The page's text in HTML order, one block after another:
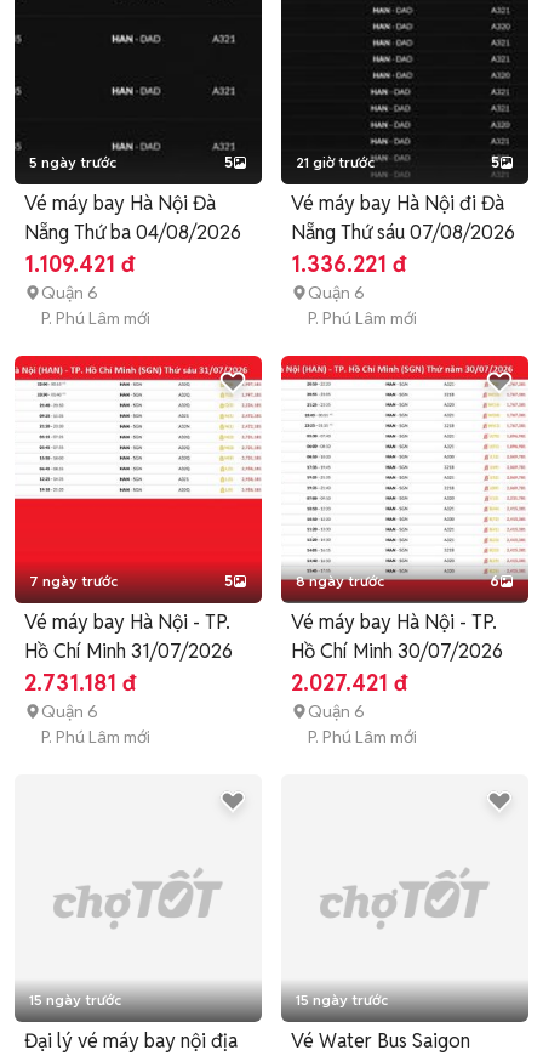
5 ngày trước 5
Vé máy bay Hà Nội Đà
Nẵng Thứ ba 04/08/2026
1.109.421 đ
Quận 6
P. Phú Lâm mới
21 giờ trước 5
Vé máy bay Hà Nội đi Đà
Nẵng Thứ sáu 07/08/2026
1.336.221 đ
Quận 6
P. Phú Lâm mới
7 ngày trước 5
Vé máy bay Hà Nội - TP.
Hồ Chí Minh 31/07/2026
2.731.181 đ
Quận 6
P. Phú Lâm mới
8 ngày trước 6
Vé máy bay Hà Nội - TP.
Hồ Chí Minh 30/07/2026
2.027.421 đ
Quận 6
P. Phú Lâm mới
15 ngày trước
Đại lý vé máy bay nội địa
15 ngày trước
Vé Water Bus Saigon